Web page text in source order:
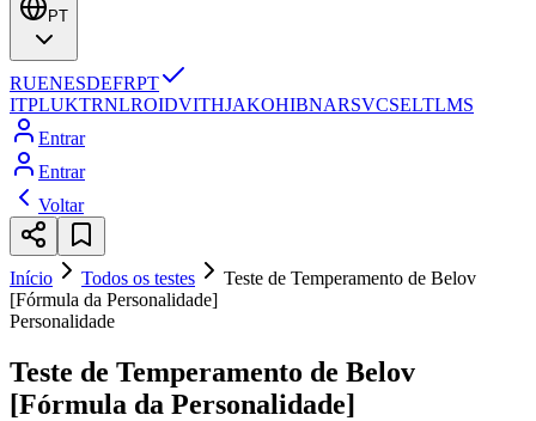
PT
RUENESDEFRPT
ITPLUKTRNLROIDVITHJAKOHIBNARSVCSELTLMS
Entrar
Entrar
Voltar
Início Todos os testes
Teste de Temperamento de Belov
[Fórmula da Personalidade]
Personalidade
Teste de Temperamento de Belov
[Fórmula da Personalidade]